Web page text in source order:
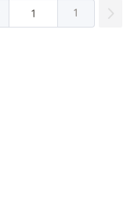
1